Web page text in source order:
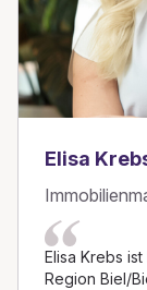
Elisa
Elisa Krebs
Region Biel/